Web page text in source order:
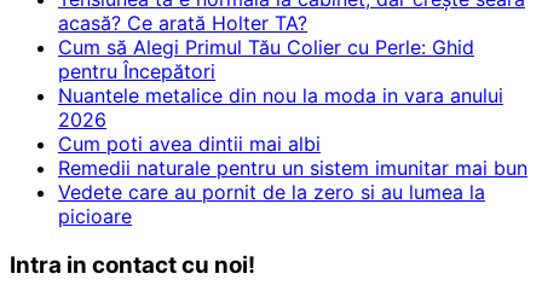
acasă? Ce arată Holter TA?
Cum să Alegi Primul Tău Colier cu Perle: Ghid
pentru Începători
Nuantele metalice din nou la moda in vara anului
2026
Cum poti avea dintii mai albi
Remedii naturale pentru un sistem imunitar mai bun
Vedete care au pornit de la zero si au lumea la
picioare
Intra in contact cu noi!